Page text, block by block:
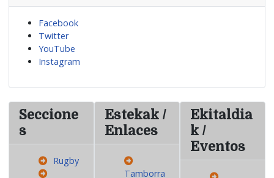
Facebook
Twitter
YouTube
Instagram
Seccione
s
Rugby
Estekak /
Enlaces
Tamborra
Ekitaldia
k /
Eventos